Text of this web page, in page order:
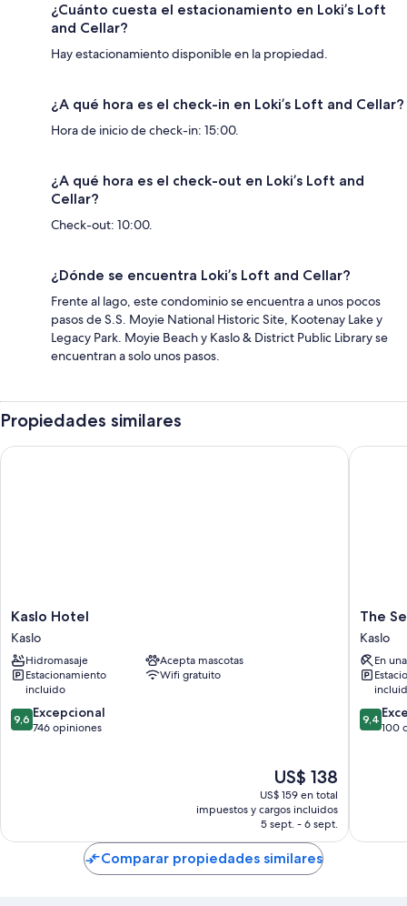
¿Cuánto cuesta el estacionamiento en Loki’s Loft
and Cellar?
Hay estacionamiento disponible en la propiedad.
¿A qué hora es el check-in en Loki’s Loft and Cellar?
Hora de inicio de check-in: 15:00.
¿A qué hora es el check-out en Loki’s Loft and
Cellar?
Check-out: 10:00.
¿Dónde se encuentra Loki’s Loft and Cellar?
Frente al lago, este condominio se encuentra a unos pocos
pasos de S.S. Moyie National Historic Site, Kootenay Lake y
Legacy Park. Moyie Beach y Kaslo & District Public Library se
encuentran a solo unos pasos.
Propiedades similares
Kaslo
Hotel
Kaslo
Kaslo Hotel
Kaslo
Hidromasaje
Acepta mascotas
Estacionamiento
incluido
Wifi gratuito
9.6
de
9,6 Excepcional
746 opiniones
El
precio
actual
es
de
US$ 138
US$ 138
US$ 159 en total
impuestos y cargos incluidos
5 sept. - 6 sept.
Kaslo Hotel
The
Sentinel
Kaslo
The
Kaslo
En
9.4
de
9,4
100
The
Comparar propiedades similares